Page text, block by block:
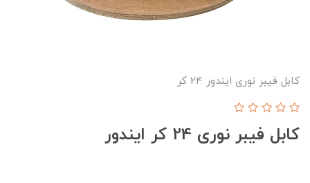
کابل فیبر نوری ایندور 24 کر
کابل فیبر نوری 24 کر ایندور